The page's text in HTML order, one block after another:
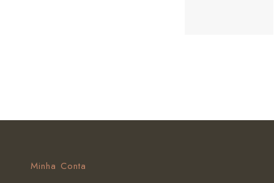
Minha Conta